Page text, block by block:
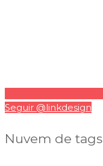
Seguir @linkdesign
Nuvem de tags